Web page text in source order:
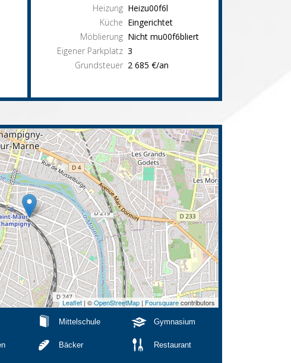
Heizung Heizu00f6l
Küche Eingerichtet
Möblierung Nicht mu00f6bliert
Eigener Parkplatz 3
Grundsteuer 2 685 €/an
Leaflet | ©OpenStreetMap | Foursquarecontributors
Mittelschule Gymnasium
Bäcker Restaurant